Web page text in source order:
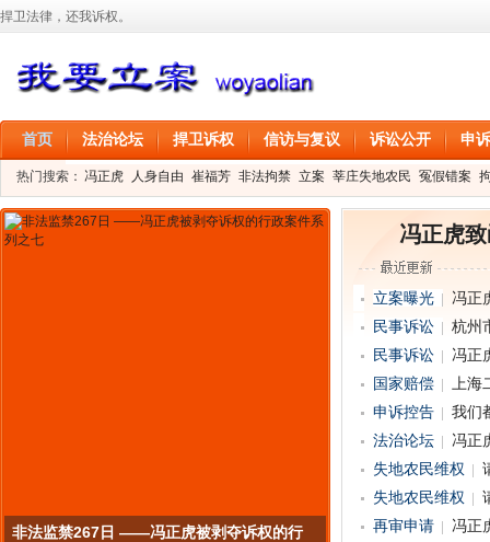
捍卫法律，还我诉权。
首页 法治论坛 捍卫诉权 信访与复议 诉讼公开 申
热门搜索： 冯正虎 人身自由 崔福芳 非法拘禁 立案 莘庄失地农民 冤假错案
叶剑 刑事拘留 信息公开 叶桂香
非法监禁267日 ——冯正虎被剥夺诉权的行
冯正虎
立案曝光
冯正
民事诉讼
杭州市
民事诉讼
冯正
国家赔偿
上
申诉控告
我们
法治论坛
冯正
失地农民维权
失地农民维权
再审申请
冯正